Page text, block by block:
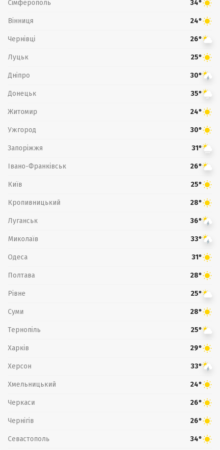
Сімферополь 34°
Вінниця 24°
Чернівці 26°
Луцьк 25°
Дніпро 30°
Донецьк 35°
Житомир 24°
Ужгород 30°
Запоріжжя 31°
Івано-Франківськ 26°
Київ 25°
Кропивницький 28°
Луганськ 36°
Миколаїв 33°
Одеса 31°
Полтава 28°
Рівне 25°
Суми 28°
Тернопіль 25°
Харків 29°
Херсон 33°
Хмельницький 24°
Черкаси 26°
Чернігів 26°
Севастополь 34°